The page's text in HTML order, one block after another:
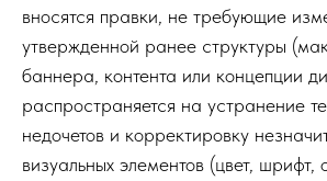
вносятся правки, не требующие
утвержденной ранее структуры
баннера, контента или концепции
распространяется на устранение
недочетов и корректировку
визуальных элементов (цвет, шрифт,